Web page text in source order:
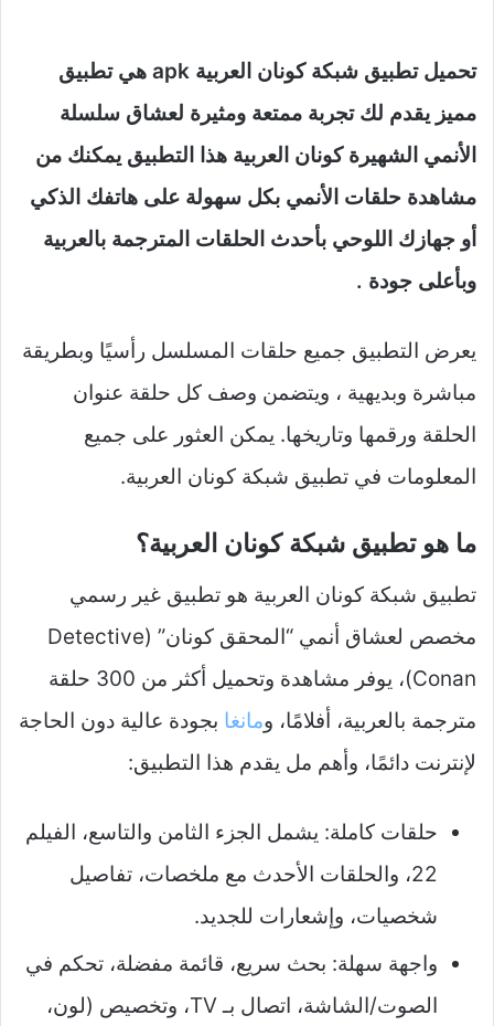
تحميل تطبيق شبكة كونان العربية apk هي تطبيق
مميز يقدم لك تجربة ممتعة ومثيرة لعشاق سلسلة
الأنمي الشهيرة كونان العربية هذا التطبيق يمكنك من
مشاهدة حلقات الأنمي بكل سهولة على هاتفك الذكي
أو جهازك اللوحي بأحدث الحلقات المترجمة بالعربية
وبأعلى جودة .
يعرض التطبيق جميع حلقات المسلسل رأسيًا وبطريقة
مباشرة وبديهية ، ويتضمن وصف كل حلقة عنوان
الحلقة ورقمها وتاريخها. يمكن العثور على جميع
المعلومات في تطبيق شبكة كونان العربية.
ما هو تطبيق شبكة كونان العربية؟
تطبيق شبكة كونان العربية هو تطبيق غير رسمي
مخصص لعشاق أنمي “المحقق كونان” (Detective
Conan)، يوفر مشاهدة وتحميل أكثر من 300 حلقة
مترجمة بالعربية، أفلامًا، ومانغا بجودة عالية دون الحاجة
لإنترنت دائمًا، وأهم مل يقدم هذا التطبيق:
حلقات كاملة: يشمل الجزء الثامن والتاسع، الفيلم
22، والحلقات الأحدث مع ملخصات، تفاصيل
شخصيات، وإشعارات للجديد.​
واجهة سهلة: بحث سريع، قائمة مفضلة، تحكم في
الصوت/الشاشة، اتصال بـ TV، وتخصيص (لون،